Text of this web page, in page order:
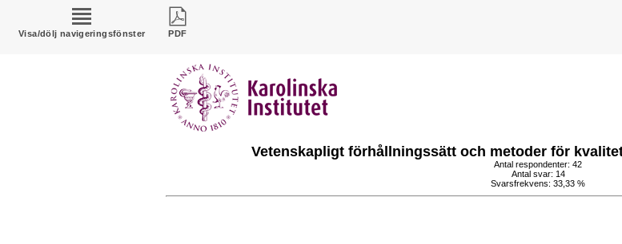
Visa/dölj navigeringsfönster PDF
Vetenskapligt förhållningssätt och metoder för
Antal respondenter: 42
Antal svar: 14
Svarsfrekvens: 33,33 %